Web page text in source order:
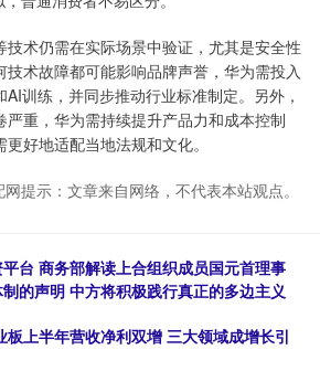
术仍需在实际场景中验证，尤其是安全性
术故障都可能影响品牌声誉，华为需投入
训练，并同步推动行业标准制定。另外，
严重，华为需持续提升产品力和成本控制
好地适配当地法规和文化。
网提示：文章来自网络，不代表本站观点。
台 商务部解读上合组织成员国元首理事
的声明 中方将积极践行真正的多边主义
板上半年营收净利双增 三大领域成增长引